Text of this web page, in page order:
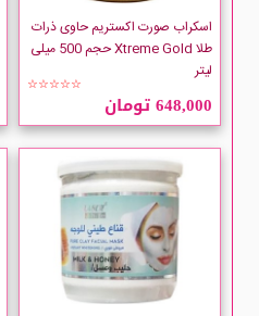
اسکراب صورت اکستریم حاوی ذرات
طلا Xtreme Gold حجم 500 میلی
لیتر
☆☆☆☆☆
648,000 تومان